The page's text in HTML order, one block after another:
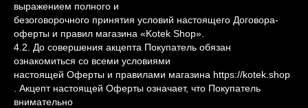
выражением полного и
безоговорочного принятия условий настоящего Договора-
оферты и правил магазина «Kotek Shop».
4.2. До совершения акцепта Покупатель обязан
ознакомиться со всеми условиями
настоящей Оферты и правилами магазина https://kotek.shop
. Акцепт настоящей Оферты означает, что Покупатель
внимательно